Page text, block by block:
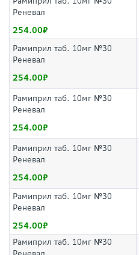
Реневал
254.00
Рамиприл таб. 10мг №30
Реневал
254.00
Рамиприл таб. 10мг №30
Реневал
254.00
Рамиприл таб. 10мг №30
Реневал
254.00
Рамиприл таб. 10мг №30
Реневал
254.00
Рамиприл таб. 10мг №30